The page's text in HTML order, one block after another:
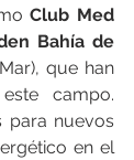
Club Med
Bahía de
que han
campo.
para nuevos
en el